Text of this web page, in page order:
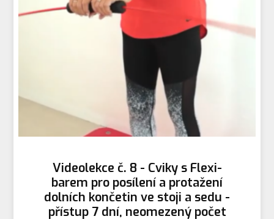
Videolekce č. 8 - Cviky s Flexi-
barem pro posílení a protažení
dolních končetin ve stoji a sedu -
přístup 7 dní, neomezený počet